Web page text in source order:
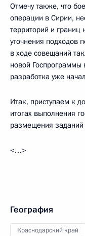
Отмечу также, что
операции в Сирии,
территорий и
уточнения подходов
в ходе совещаний
новой Госпрограммы
разработка уже
Итак, приступаем к
итогах выполнения
размещения
<…>
География
Краснодарский край